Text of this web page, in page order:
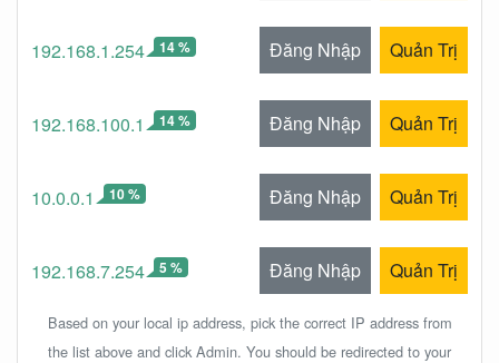
192.168.1.254 14 % Đăng Nhập Quản Trị
192.168.100.1 14 % Đăng Nhập Quản Trị
10.0.0.1 10 % Đăng Nhập Quản Trị
192.168.7.254 5 % Đăng Nhập Quản Trị
Based on your local ip address, pick the correct IP address from
the list above and click Admin. You should be redirected to your